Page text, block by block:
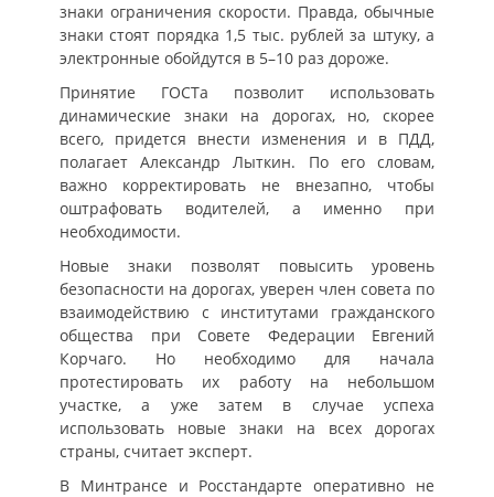
знаки ограничения скорости. Правда, обычные
знаки стоят порядка 1,5 тыс. рублей за штуку, а
электронные обойдутся в 5–10 раз дороже.
Принятие ГОСТа позволит использовать
динамические знаки на дорогах, но, скорее
всего, придется внести изменения и в ПДД,
полагает Александр Лыткин. По его словам,
важно корректировать не внезапно, чтобы
оштрафовать водителей, а именно при
необходимости.
Новые знаки позволят повысить уровень
безопасности на дорогах, уверен член совета по
взаимодействию с институтами гражданского
общества при Совете Федерации Евгений
Корчаго. Но необходимо для начала
протестировать их работу на небольшом
участке, а уже затем в случае успеха
использовать новые знаки на всех дорогах
страны, считает эксперт.
В Минтрансе и Росстандарте оперативно не